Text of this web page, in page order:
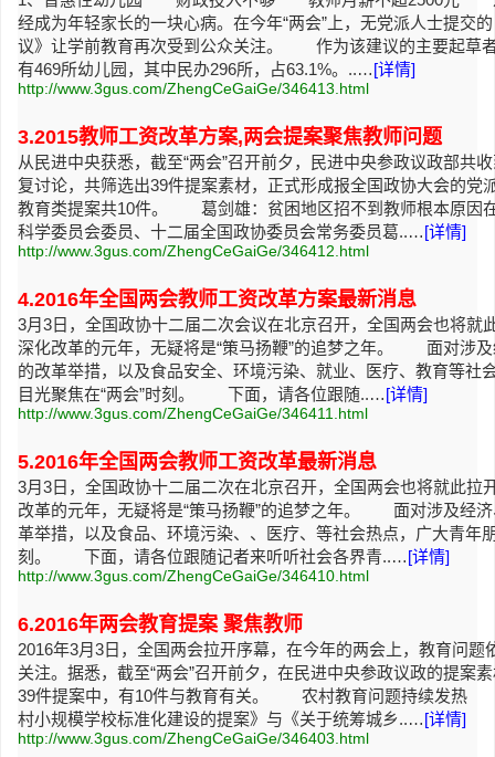
经成为年轻家长的一块心病。在今年“两会”上，无党派人士提交
议》让学前教育再次受到公众关注。 作为该建议的主要起草
有469所幼儿园，其中民办296所，占63.1%。..…[详情]
http://www.3gus.com/ZhengCeGaiGe/346413.html
3.2015教师工资改革方案,两会提案聚焦教师问题
从民进中央获悉，截至“两会”召开前夕，民进中央参政议政部共
复讨论，共筛选出39件提案素材，正式形成报全国政协大会的党
教育类提案共10件。 葛剑雄：贫困地区招不到教师根本原
科学委员会委员、十二届全国政协委员会常务委员葛..…[详情]
http://www.3gus.com/ZhengCeGaiGe/346412.html
4.2016年全国两会教师工资改革方案最新消息
3月3日，全国政协十二届二次会议在北京召开，全国两会也将就
深化改革的元年，无疑将是“策马扬鞭”的追梦之年。 面对涉及
的改革举措，以及食品安全、环境污染、就业、医疗、教育等社
目光聚焦在“两会”时刻。 下面，请各位跟随..…[详情]
http://www.3gus.com/ZhengCeGaiGe/346411.html
5.2016年全国两会教师工资改革最新消息
3月3日，全国政协十二届二次在北京召开，全国两会也将就此拉
改革的元年，无疑将是“策马扬鞭”的追梦之年。 面对涉及经济
革举措，以及食品、环境污染、、医疗、等社会热点，广大青年
刻。 下面，请各位跟随记者来听听社会各界青..…[详情]
http://www.3gus.com/ZhengCeGaiGe/346410.html
6.2016年两会教育提案 聚焦教师
2016年3月3日，全国两会拉开序幕，在今年的两会上，教育问题
关注。据悉，截至“两会”召开前夕，在民进中央参政议政的提案
39件提案中，有10件与教育有关。 农村教育问题持续发热
村小规模学校标准化建设的提案》与《关于统筹城乡..…[详情]
http://www.3gus.com/ZhengCeGaiGe/346403.html